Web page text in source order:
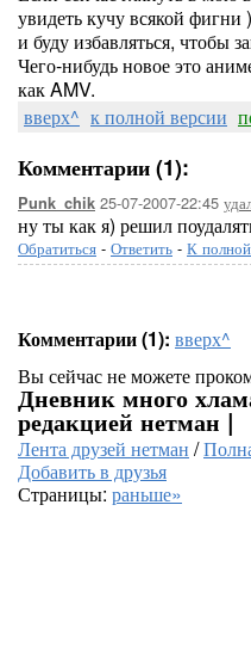
увидеть кучу всякой фигни
и буду избавляться, чтобы
Чего-нибудь новое это
как AMV.
вверх^ к полной версии
Комментарии (1):
Punk_chik 25-07-2007-22:45
ну ты как я) решил
Обратиться - Ответить - К
Комментарии (1): вверх^
Вы сейчас не можете
Дневник много
редакцией нетман |
Лента друзей нетман /
Добавить в друзья
Страницы: раньше»